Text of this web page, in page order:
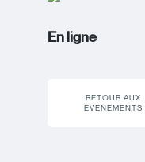
En ligne
RETOUR AUX
ÉVÉNEMENTS